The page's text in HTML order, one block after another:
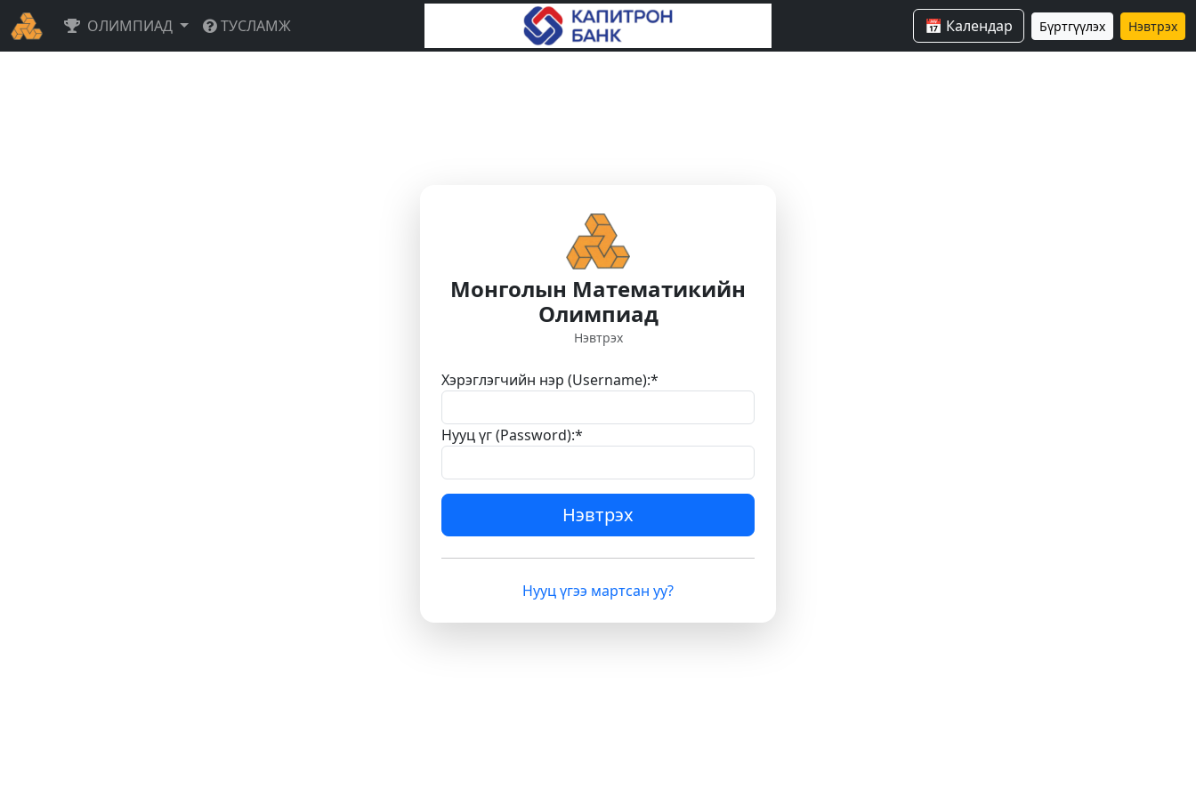
ОЛИМПИАД ТУСЛАМЖ 📅 Календар Бүртгүүлэх Нэвтрэх
Монголын Математикийн
Олимпиад
Нэвтрэх
Хэрэглэгчийн нэр (Username):*
Нууц үг (Password):*
Нэвтрэх
Нууц үгээ мартсан уу?